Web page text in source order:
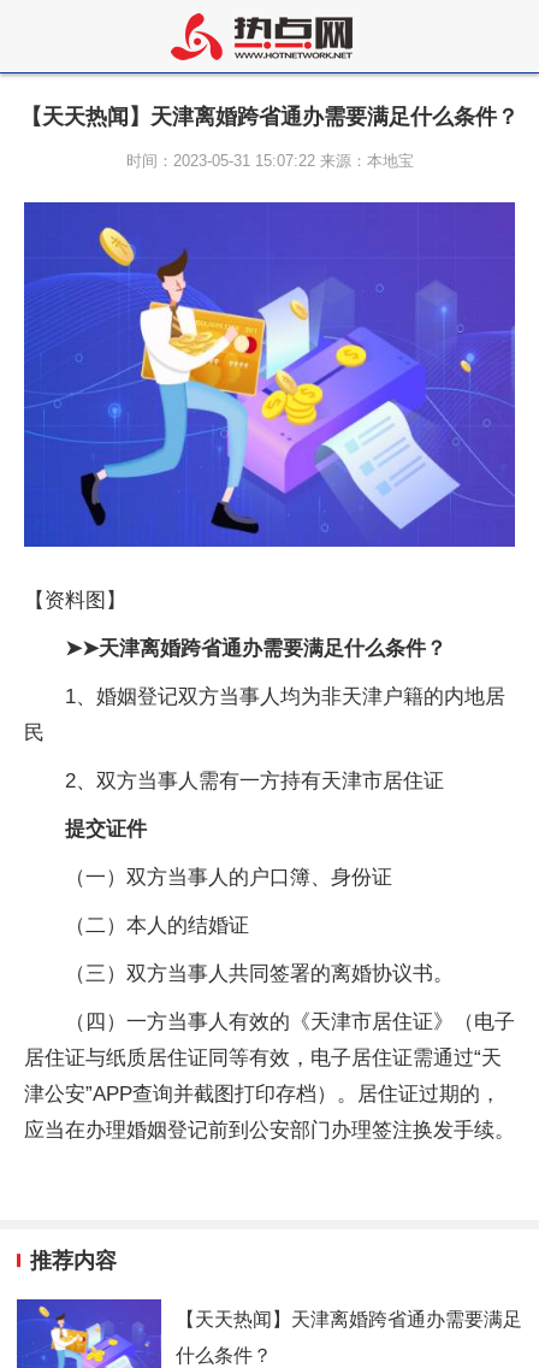
【天天热闻】天津离婚跨省通办需要满足什么条件？
时间：2023-05-31 15:07:22 来源：本地宝
【资料图】
➤➤天津离婚跨省通办需要满足什么条件？
1、婚姻登记双方当事人均为非天津户籍的内地居
民
2、双方当事人需有一方持有天津市居住证
提交证件
（一）双方当事人的户口簿、身份证
（二）本人的结婚证
（三）双方当事人共同签署的离婚协议书。
（四）一方当事人有效的《天津市居住证》（电子
居住证与纸质居住证同等有效，电子居住证需通过“天
津公安”APP查询并截图打印存档）。居住证过期的，
应当在办理婚姻登记前到公安部门办理签注换发手续。
推荐内容
【天天热闻】天津离婚跨省通办需要满足
什么条件？